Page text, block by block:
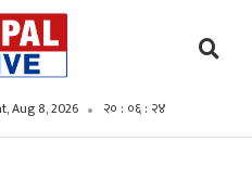
Aug 8, 2026 २० : ०६ : २५